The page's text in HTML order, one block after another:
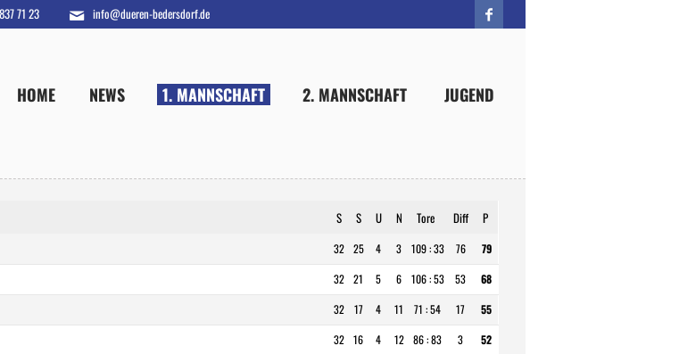
71 23 info@dueren-bedersdorf.de
HOME NEWS 1. MANNSCHAFT 2. MANNSCHAFT JUGEND
S S U N Tore Diff P
32 25 4 3 109 : 33 76
79
32 21 5 6 106 : 53 53
68
32 17 4 11 71 : 54 17
55
32 16 4 12 86 : 83 3
52